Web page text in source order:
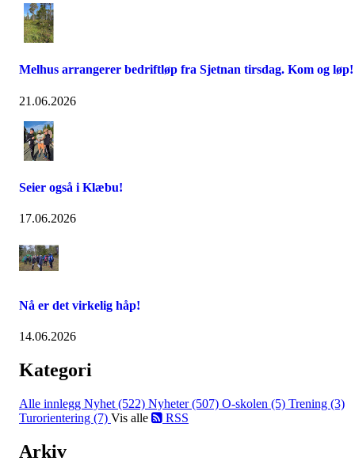
Melhus arrangerer bedriftløp fra Sjetnan tirsdag. Kom og løp!
21.06.2026
Seier også i Klæbu!
17.06.2026
Nå er det virkelig håp!
14.06.2026
Kategori
Alle innlegg Nyhet (522) Nyheter (507) O-skolen (5) Trening (3)
Turorientering (7) Vis alle RSS
Arkiv